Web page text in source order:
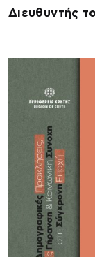
Διευθυντής